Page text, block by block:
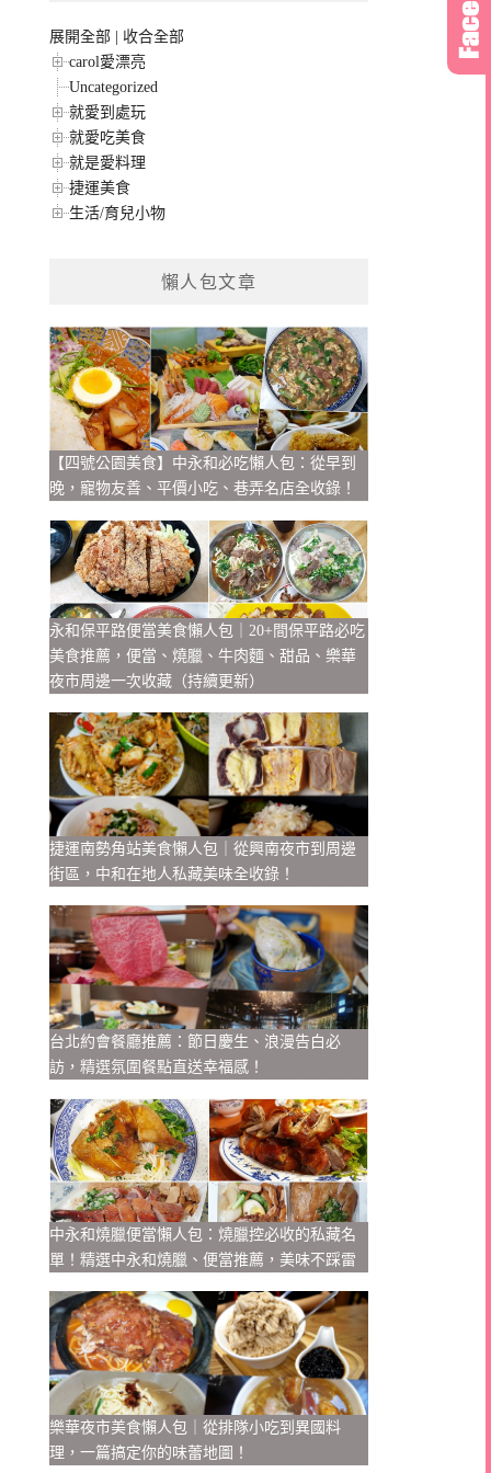
展開全部 | 收合全部
carol愛漂亮
Uncategorized
就愛到處玩
就愛吃美食
就是愛料理
捷運美食
生活/育兒小物
懶人包文章
【四號公園美食】中永和必吃懶人包：從早到
晚，寵物友善、平價小吃、巷弄名店全收錄！
永和保平路便當美食懶人包｜20+間保平路必吃
美食推薦，便當、燒臘、牛肉麵、甜品、樂華
夜市周邊一次收藏（持續更新）
捷運南勢角站美食懶人包｜從興南夜市到周邊
街區，中和在地人私藏美味全收錄！
台北約會餐廳推薦：節日慶生、浪漫告白必
訪，精選氛圍餐點直送幸福感！
中永和燒臘便當懶人包：燒臘控必收的私藏名
單！精選中永和燒臘、便當推薦，美味不踩雷
樂華夜市美食懶人包｜從排隊小吃到異國料
理，一篇搞定你的味蕾地圖！